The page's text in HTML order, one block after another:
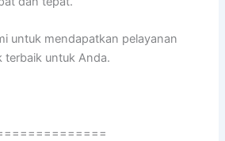
untuk mendapatkan pelayanan
terbaik untuk Anda.